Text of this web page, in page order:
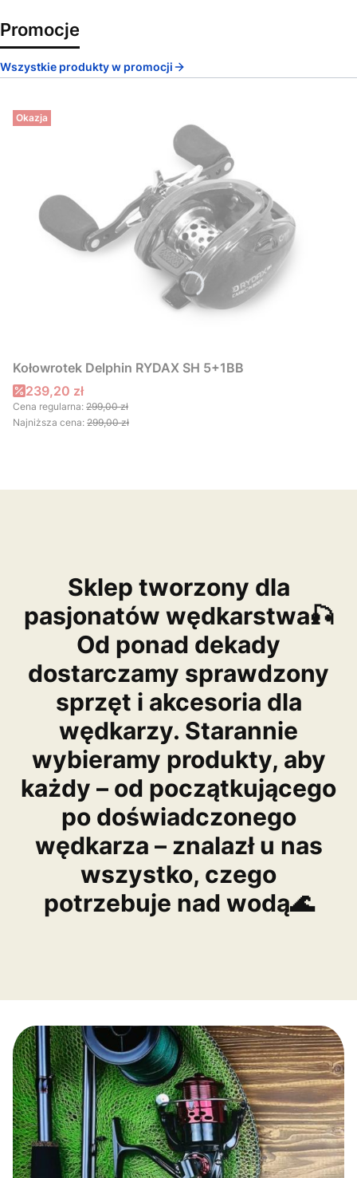
Promocje
Wszystkie produkty w promocji
Okazja
Kołowrotek Delphin RYDAX SH 5+1BB
Cena promocyjna
239,20 zł
Cena regularna: 299,00 zł
Najniższa cena: 299,00 zł
Sklep tworzony dla
pasjonatów wędkarstwa🎣
Od ponad dekady
dostarczamy sprawdzony
sprzęt i akcesoria dla
wędkarzy. Starannie
wybieramy produkty, aby
każdy – od początkującego
po doświadczonego
wędkarza – znalazł u nas
wszystko, czego
potrzebuje nad wodą🌊